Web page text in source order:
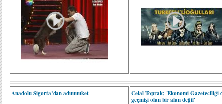
Anadolu Sigorta’dan aduuuuket
Celal Toprak; 'Ekonomi Gazeteciliği
geçmişi olan bir alan değil'